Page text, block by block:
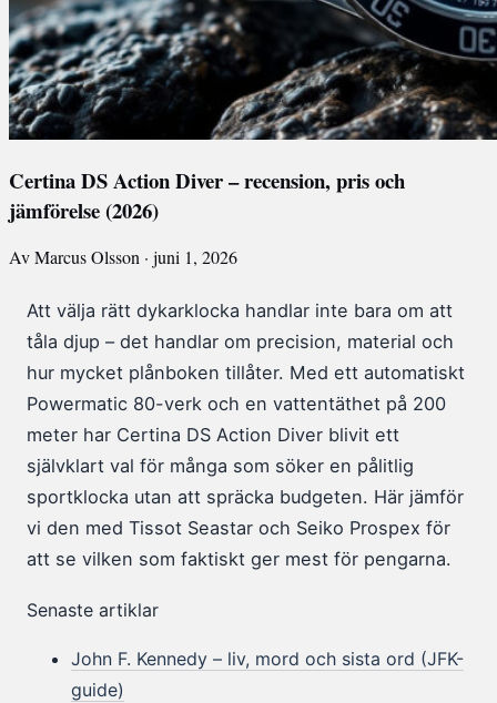
Certina DS Action Diver – recension, pris och
jämförelse (2026)
Av Marcus Olsson · juni 1, 2026
Att välja rätt dykarklocka handlar inte bara om att
tåla djup – det handlar om precision, material och
hur mycket plånboken tillåter. Med ett automatiskt
Powermatic 80-verk och en vattentäthet på 200
meter har Certina DS Action Diver blivit ett
självklart val för många som söker en pålitlig
sportklocka utan att spräcka budgeten. Här jämför
vi den med Tissot Seastar och Seiko Prospex för
att se vilken som faktiskt ger mest för pengarna.
Senaste artiklar
John F. Kennedy – liv, mord och sista ord (JFK-
guide)